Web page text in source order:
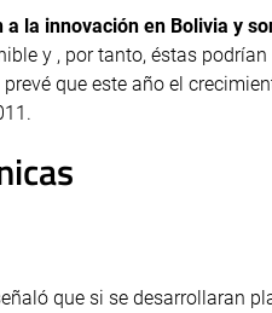
la innovación en Bolivia y
y , por tanto, éstas
que este año el
que si se desarrollaran